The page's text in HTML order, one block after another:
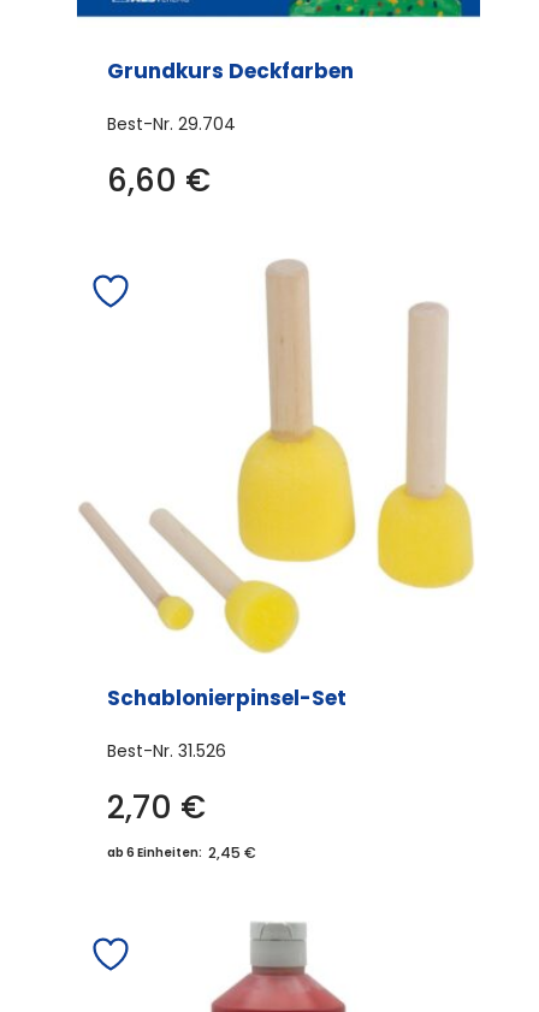
Grundkurs Deckfarben
Best-Nr. 29.704
6,60 €
Schablonierpinsel-Set
Best-Nr. 31.526
2,70 €
ab 6 Einheiten: 2,45 €